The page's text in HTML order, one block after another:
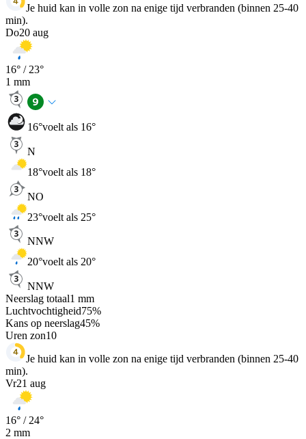
Je huid kan in volle zon na enige tijd verbranden (binnen 25-40
min).
Do20 aug
16° / 23°
1 mm
16°voelt als 16°
N
18°voelt als 18°
NO
23°voelt als 25°
NNW
20°voelt als 20°
NNW
Neerslag totaal1 mm
Luchtvochtigheid75%
Kans op neerslag45%
Uren zon10
Je huid kan in volle zon na enige tijd verbranden (binnen 25-40
min).
Vr21 aug
16° / 24°
2 mm